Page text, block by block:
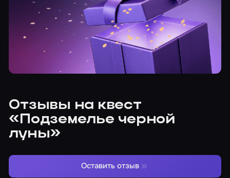
Отзывы на квест
«Подземелье черной
луны»
Оставить отзыв